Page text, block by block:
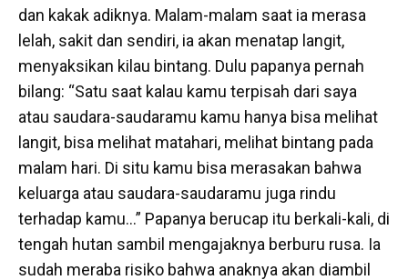
dan kakak adiknya. Malam-malam saat ia merasa
lelah, sakit dan sendiri, ia akan menatap langit,
menyaksikan kilau bintang. Dulu papanya pernah
bilang: “Satu saat kalau kamu terpisah dari saya
atau saudara-saudaramu kamu hanya bisa melihat
langit, bisa melihat matahari, melihat bintang pada
malam hari. Di situ kamu bisa merasakan bahwa
keluarga atau saudara-saudaramu juga rindu
terhadap kamu…” Papanya berucap itu berkali-kali, di
tengah hutan sambil mengajaknya berburu rusa. Ia
sudah meraba risiko bahwa anaknya akan diambil